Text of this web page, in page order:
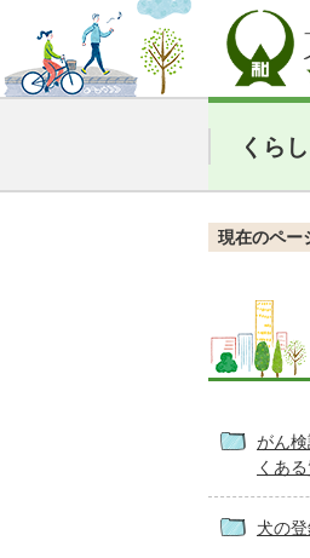
くら
現在のペー
がん
くあ
犬の